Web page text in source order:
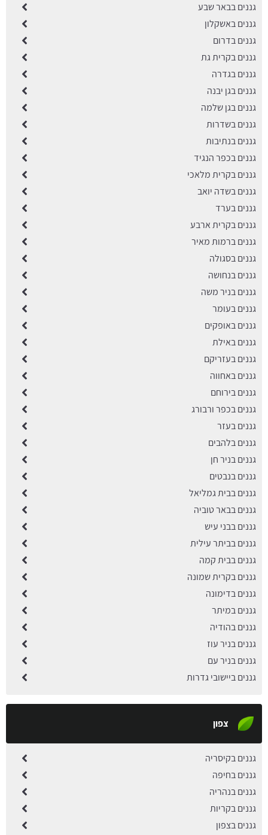
גננים בבאר שבע
גננים באשקלון
גננים בדרום
גננים בקרית גת
גננים בגדרה
גננים בגן יבנה
גננים בגן שלמה
גננים בשדרות
גננים בנתיבות
גננים בכפר הנגיד
גננים בקרית מלאכי
גננים בשדה יואב
גננים בערד
גננים בקרית ארבע
גננים ברמות מאיר
גננים בסגולה
גננים בנחושה
גננים בניר משה
גננים בעומר
גננים באופקים
גננים באילת
גננים בעזריקם
גננים באחווה
גננים בירוחם
גננים בכפר ורבורג
גננים בעזר
גננים בלהבים
גננים בניר חן
גננים בנבטים
גננים בבית גמליאל
גננים בבאר טוביה
גננים בבני עיש
גננים בביתר עילית
גננים בבית קמה
גננים בקרית שמונה
גננים בדימונה
גננים במיתר
גננים בהודיה
גננים בניר עוז
גננים בניר עם
גננים ביישובי גדרות
צפון
גננים בקיסריה
גננים בחיפה
גננים בנהריה
גננים בקריות
גננים בצפון